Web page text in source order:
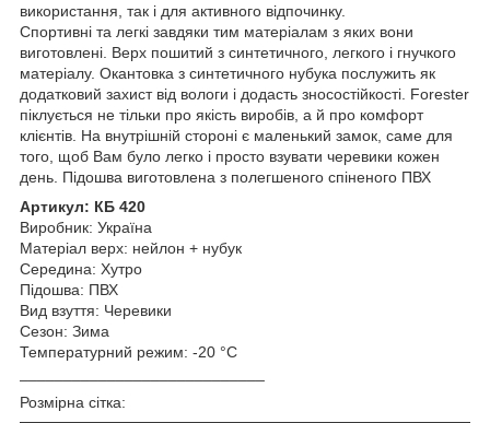
використання, так і для активного відпочинку.
Спортивні та легкі завдяки тим матеріалам з яких вони
виготовлені. Верх пошитий з синтетичного, легкого і гнучкого
матеріалу. Окантовка з синтетичного нубука послужить як
додатковий захист від вологи і додасть зносостійкості. Forester
піклується не тільки про якість виробів, а й про комфорт
клієнтів. На внутрішній стороні є маленький замок, саме для
того, щоб Вам було легко і просто взувати черевики кожен
день. Підошва виготовлена з полегшеного спіненого ПВХ
Артикул: КБ 420
Виробник: Україна
Матеріал верх: нейлон + нубук
Середина: Хутро
Підошва: ПВХ
Вид взуття: Черевики
Сезон: Зима
Температурний режим: -20 °C
Розмірна сітка: